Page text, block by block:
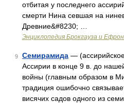
отбитая у последнего
смерти Нина севшая на
Древние&#8230; …
Энциклопедия Брокгауза и
9 Семирамида —
Ассирии в конце 9 в. до
войны (главным образом в
традиция ошибочно
висячих садов одного из